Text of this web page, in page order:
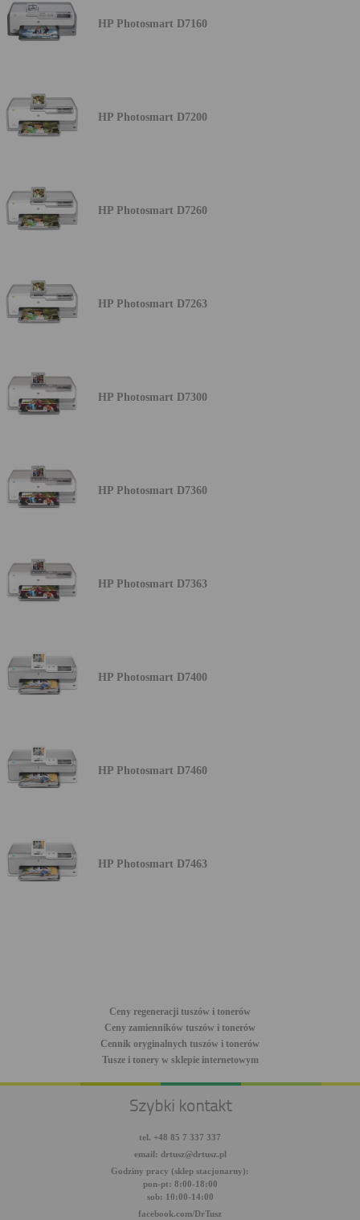
HP Photosmart D7160
HP Photosmart D7200
HP Photosmart D7260
HP Photosmart D7263
HP Photosmart D7300
HP Photosmart D7360
HP Photosmart D7363
HP Photosmart D7400
HP Photosmart D7460
HP Photosmart D7463
Ceny regeneracji tuszów i tonerów
Ceny zamienników tuszów i tonerów
Cennik oryginalnych tuszów i tonerów
Tusze i tonery w sklepie internetowym
Szybki kontakt
tel. +48 85 7 337 337
email: drtusz@drtusz.pl
Godziny pracy (sklep stacjonarny):
pon-pt: 8:00-18:00
sob: 10:00-14:00
facebook.com/DrTusz